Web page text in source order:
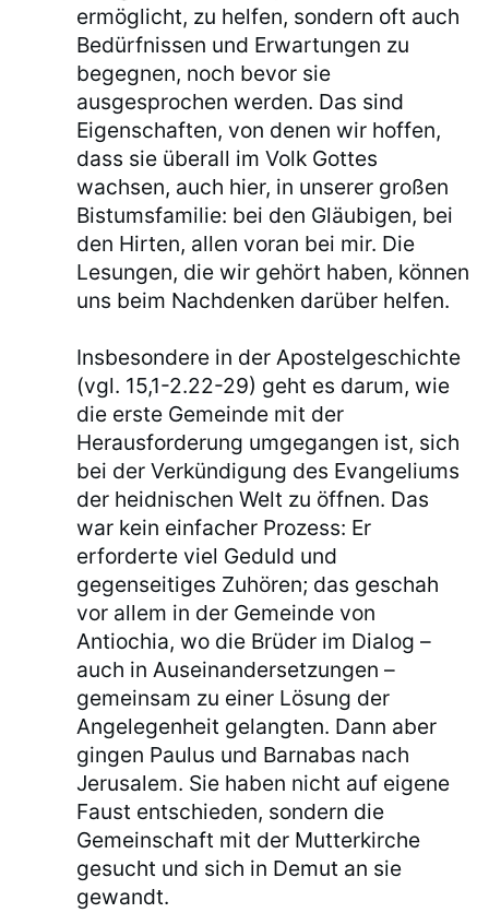
ermöglicht, zu helfen, sondern oft auch
Bedürfnissen und Erwartungen zu
begegnen, noch bevor sie
ausgesprochen werden. Das sind
Eigenschaften, von denen wir hoffen,
dass sie überall im Volk Gottes
wachsen, auch hier, in unserer großen
Bistumsfamilie: bei den Gläubigen, bei
den Hirten, allen voran bei mir. Die
Lesungen, die wir gehört haben, können
uns beim Nachdenken darüber helfen.
Insbesondere in der Apostelgeschichte
(vgl. 15,1-2.22-29) geht es darum, wie
die erste Gemeinde mit der
Herausforderung umgegangen ist, sich
bei der Verkündigung des Evangeliums
der heidnischen Welt zu öffnen. Das
war kein einfacher Prozess: Er
erforderte viel Geduld und
gegenseitiges Zuhören; das geschah
vor allem in der Gemeinde von
Antiochia, wo die Brüder im Dialog –
auch in Auseinandersetzungen –
gemeinsam zu einer Lösung der
Angelegenheit gelangten. Dann aber
gingen Paulus und Barnabas nach
Jerusalem. Sie haben nicht auf eigene
Faust entschieden, sondern die
Gemeinschaft mit der Mutterkirche
gesucht und sich in Demut an sie
gewandt.